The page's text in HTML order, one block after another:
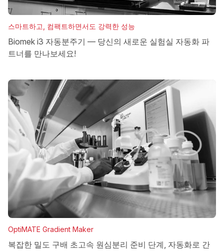
스마트하고, 컴팩트하면서도 강력한 성능
Biomek i3 자동분주기 — 당신의 새로운 실험실 자동화 파
트너를 만나보세요!
OptiMATE Gradient Maker
복잡한 밀도 구배 초고속 원심분리 준비 단계, 자동화로 간